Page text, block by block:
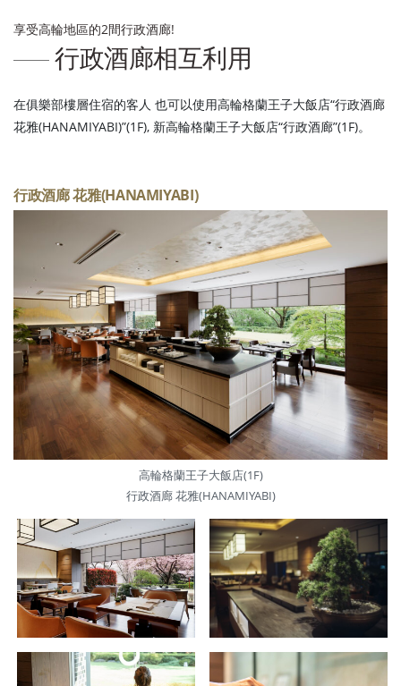
享受高輪地區的2間行政酒廊!
行政酒廊相互利用
在俱樂部樓層住宿的客人 也可以使用高輪格蘭王子大飯店“行政酒廊
花雅(HANAMIYABI)”(1F), 新高輪格蘭王子大飯店“行政酒廊”(1F)。
行政酒廊 花雅(HANAMIYABI)
高輪格蘭王子大飯店(1F)
行政酒廊 花雅(HANAMIYABI)